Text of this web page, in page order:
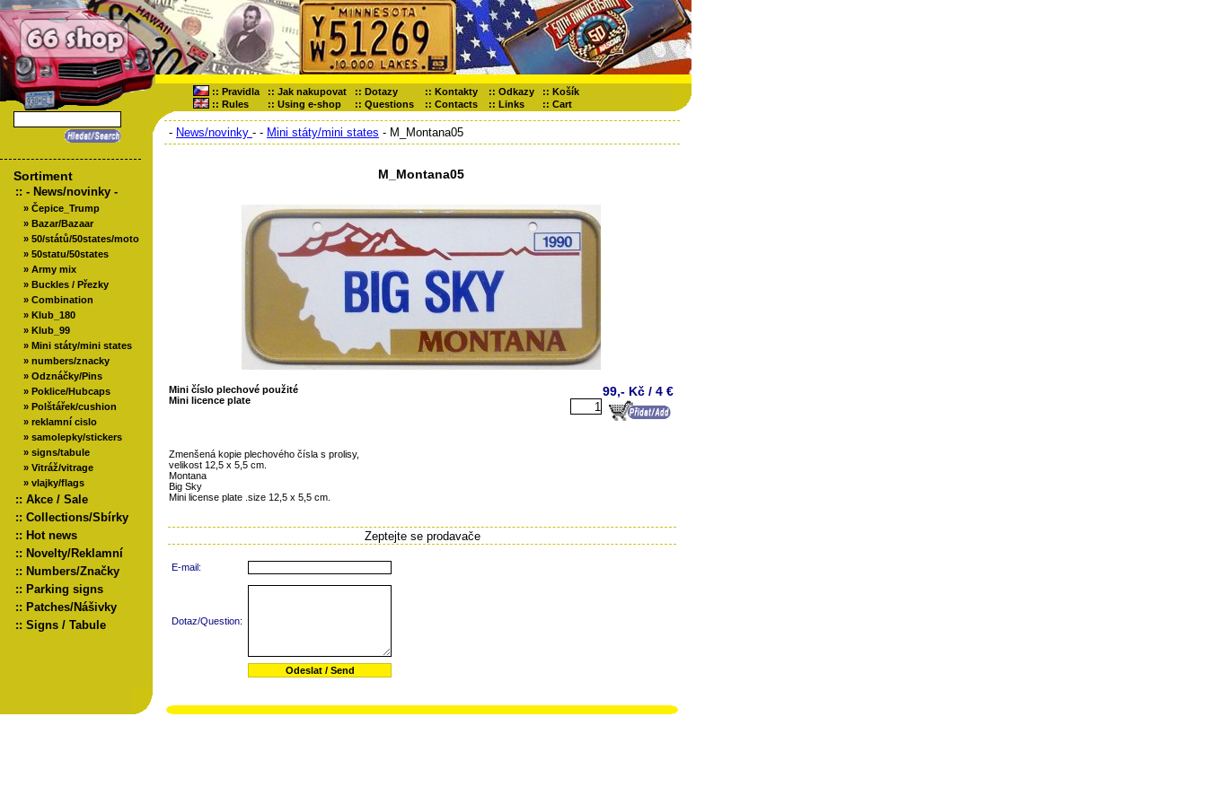
:: Pravidla :: Jak nakupovat :: Dotazy :: Kontakty :: Odkazy :: Košík
:: Rules :: Using e-shop :: Questions :: Contacts :: Links :: Cart
Sortiment
:: - News/novinky -
» Čepice_Trump
» Bazar/Bazaar
» 50/států/50states/moto
» 50statu/50states
» Army mix
» Buckles / Přezky
» Combination
» Klub_180
» Klub_99
» Mini státy/mini states
» numbers/znacky
» Odznáčky/Pins
» Poklice/Hubcaps
» Polštářek/cushion
» reklamní cislo
» samolepky/stickers
» signs/tabule
» Vitráž/vitrage
» vlajky/flags
:: Akce / Sale
:: Collections/Sbírky
:: Hot news
:: Novelty/Reklamní
:: Numbers/Značky
:: Parking signs
:: Patches/Nášivky
:: Signs / Tabule
- News/novinky - - Mini státy/mini states - M_Montana05
M_Montana05
Mini číslo plechové použité
Mini licence plate
99,- Kč / 4 €
Zmenšená kopie plechového čísla s prolisy,
velikost 12,5 x 5,5 cm.
Montana
Big Sky
Mini license plate .size 12,5 x 5,5 cm.
Zeptejte se prodavače
E-mail:
Dotaz/Question: